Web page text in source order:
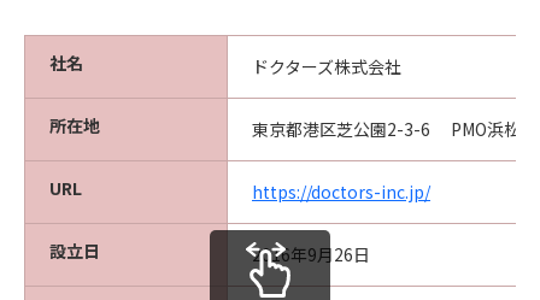
社名 ドクターズ株式会社
所在地 東京都港区芝公園2-3-6 PMO浜松町
URL https://doctors-inc.jp/
設立日 2016年9月26日